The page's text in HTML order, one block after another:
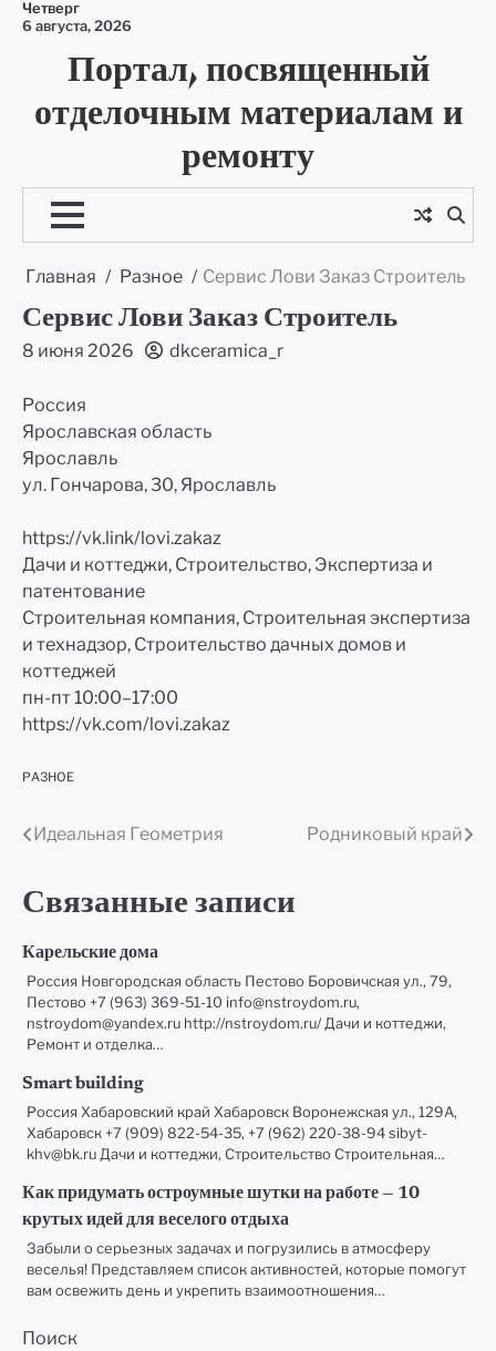
Перейти
содержимому
Четверг
6 августа, 2026
Портал, посвященный
отделочным материалам и
ремонту
Главная Разное Сервис Лови Заказ Строитель
Сервис Лови Заказ Строитель
8 июня 2026 dkceramica_r
Россия
Ярославская область
Ярославль
ул. Гончарова, 30, Ярославль
https://vk.link/lovi.zakaz
Дачи и коттеджи, Строительство, Экспертиза и
патентование
Строительная компания, Строительная экспертиза
и технадзор, Строительство дачных домов и
коттеджей
пн-пт 10:00–17:00
https://vk.com/lovi.zakaz
РАЗНОЕ
Навигация
записям
Идеальная Геометрия Родниковый край
Связанные записи
Карельские дома
Россия Новгородская область Пестово Боровичская ул., 79,
Пестово +7 (963) 369-51-10 info@nstroydom.ru,
nstroydom@yandex.ru http://nstroydom.ru/ Дачи и коттеджи,
Ремонт и отделка…
Smart building
Россия Хабаровский край Хабаровск Воронежская ул., 129А,
Хабаровск +7 (909) 822-54-35, +7 (962) 220-38-94 sibyt-
khv@bk.ru Дачи и коттеджи, Строительство Строительная…
Как придумать остроумные шутки на работе — 10
крутых идей для веселого отдыха
Забыли о серьезных задачах и погрузились в атмосферу
веселья! Представляем список активностей, которые помогут
вам освежить день и укрепить взаимоотношения…
Поиск